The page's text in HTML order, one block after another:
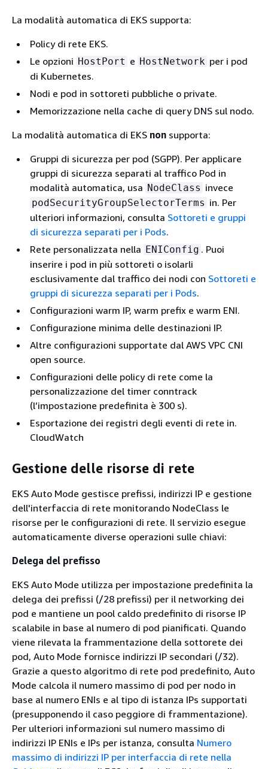
La modalità automatica di EKS supporta:
Policy di rete EKS.
Le opzioni HostPort e HostNetwork per i pod
di Kubernetes.
Nodi e pod in sottoreti pubbliche o private.
Memorizzazione nella cache di query DNS sul nodo.
La modalità automatica di EKS non supporta:
Gruppi di sicurezza per pod (SGPP). Per applicare
gruppi di sicurezza separati al traffico Pod in
modalità automatica, usa NodeClass invece
podSecurityGroupSelectorTerms in. Per
ulteriori informazioni, consulta Sottoreti e gruppi
di sicurezza separati per i Pods.
Rete personalizzata nella ENIConfig . Puoi
inserire i pod in più sottoreti o isolarli
esclusivamente dal traffico dei nodi con Sottoreti e
gruppi di sicurezza separati per i Pods.
Configurazioni warm IP, warm prefix e warm ENI.
Configurazione minima delle destinazioni IP.
Altre configurazioni supportate dal AWS VPC CNI
open source.
Configurazioni delle policy di rete come la
personalizzazione del timer conntrack
(l’impostazione predefinita è 300 s).
Esportazione dei registri degli eventi di rete in.
CloudWatch
Gestione delle risorse di rete
EKS Auto Mode gestisce prefissi, indirizzi IP e gestione
dell'interfaccia di rete monitorando NodeClass le
risorse per le configurazioni di rete. Il servizio esegue
automaticamente diverse operazioni sulle chiavi:
Delega del prefisso
EKS Auto Mode utilizza per impostazione predefinita la
delega dei prefissi (/28 prefissi) per il networking dei
pod e mantiene un pool caldo predefinito di risorse IP
scalabile in base al numero di pod pianificati. Quando
viene rilevata la frammentazione della sottorete dei
pod, Auto Mode fornisce indirizzi IP secondari (/32).
Grazie a questo algoritmo di rete pod predefinito, Auto
Mode calcola il numero massimo di pod per nodo in
base al numero ENIs e al tipo di istanza IPs supportati
(presupponendo il caso peggiore di frammentazione).
Per ulteriori informazioni sul numero massimo di
indirizzi IP ENIs e IPs per istanza, consulta Numero
massimo di indirizzi IP per interfaccia di rete nella